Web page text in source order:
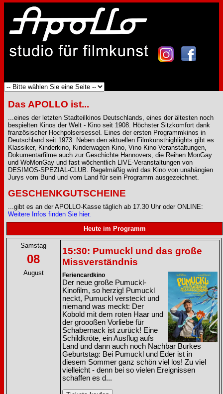
Das APOLLO ist...
...eines der letzten Stadteilkinos Deutschlands, eines der ältesten noch
bespielten Kinos der Welt - Kino seit 1908. Höchster Sitzkomfort dank
französischer Hochpolsersessel. Eines der ersten Programmkinos in
Deutschland seit 1973. Neben den aktuellen Filmkunsthighlights gibt es
Klassiker, Kinderkino, Kinderwagen-Kino, Vino-Kino-Veranstaltungen,
Dokumentarfilme auch zur Geschichte Hannovers, die Reihen MonGay
und WoMonGay und fast wöchentlich LIVE-Veranstaltungen von
DESIMOS-SPEZIAL-CLUB. Regelmäßig wird das Kino von unahängien
Jurys vom Bund und vom Land für sein Programm ausgezeichnet.
GESCHENKGUTSCHEINE
...gibt es an der APOLLO-Kasse täglich ab 17.30 Uhr oder ONLINE:
Weitere Infos finden Sie hier.
Heute im Programm
Samstag
08
August
15:30: Pumuckl und das große
Missverständnis
Feriencardkino
Der neue große Pumuckl-
Kinofilm, so herzig! Pumuckl
neckt, Pumuckl versteckt und
niemand was meckt: Der
Kobold mit dem roten Haar und
der groooßen Vorliebe für
Schabernack ist zurück! Eine
Schildkröte, ein Ausflug aufs
Land und dann auch noch Nachbar Burkes
Geburtstag: Bei Pumuckl und Eder ist in
diesem Sommer ganz schön viel los! Zu viel
vielleicht - denn bei so vielen Ereignissen
schaffen es d...